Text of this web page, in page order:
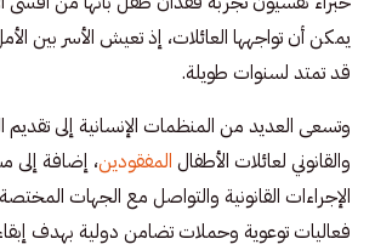
يمكن أن تواجهها العائلات، إذ تعيش الأسر بين
قد تمتد لسنوات طويلة.
وتسعى العديد من المنظمات الإنسانية إلى تقديم
والقانوني لعائلات الأطفال المفقودين، إضافة إلى
الإجراءات القانونية والتواصل مع الجهات
فعاليات توعوية وحملات تضامن دولية بهدف